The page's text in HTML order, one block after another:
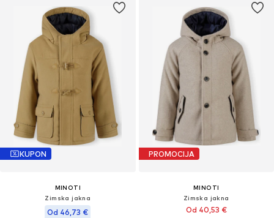
KUPON
MINOTI
Zimska jakna
Od 46,73 €
PROMOCIJA
MINOTI
Zimska jakna
Od 40,53 €